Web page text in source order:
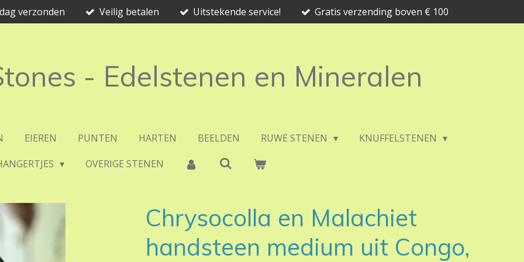
verzonden Veilig betalen Uitstekende service! Gratis verzending boven € 100
- Edelstenen en Mineralen
EIEREN PUNTEN HARTEN BEELDEN RUWE STENEN
KNUFFELSTENEN
OVERIGE STENEN
Chrysocolla en Malachiet
handsteen medium uit Congo,